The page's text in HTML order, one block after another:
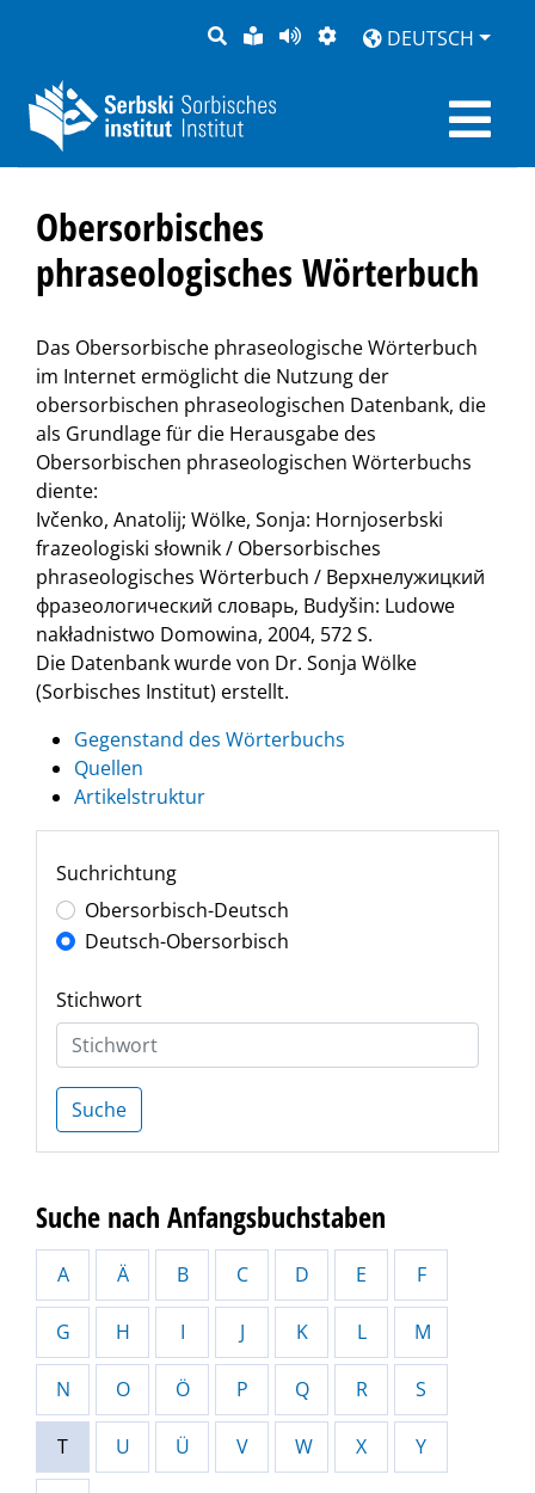
SUCHELEICHTE
SPRACHE
SEITEDARSTELLUNG
DEUTSCH
Obersorbisches
phraseologisches Wörterbuch
Das Obersorbische phraseologische Wörterbuch
im Internet ermöglicht die Nutzung der
obersorbischen phraseologischen Datenbank, die
als Grundlage für die Herausgabe des
Obersorbischen phraseologischen Wörterbuchs
diente:
Ivčenko, Anatolij; Wölke, Sonja: Hornjoserbski
frazeologiski słownik / Obersorbisches
phraseologisches Wörterbuch / Верхнелужицкий
фразеологический словарь, Budyšin: Ludowe
nakładnistwo Domowina, 2004, 572 S.
Die Datenbank wurde von Dr. Sonja Wölke
(Sorbisches Institut) erstellt.
Gegenstand des Wörterbuchs
Quellen
Artikelstruktur
Suchrichtung
Obersorbisch-Deutsch
Deutsch-Obersorbisch
Stichwort
Suche
Suche nach Anfangsbuchstaben
A Ä B C D E F
G H I J K L M
N O Ö P Q R S
T U Ü V W X Y